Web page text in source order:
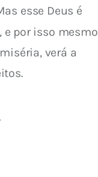
esse Deus é
e por isso mesmo
verá a